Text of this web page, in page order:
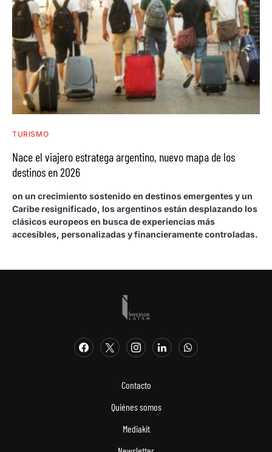
TURISMO
Nace el viajero estratega argentino, nuevo mapa de los
destinos en 2026
on un crecimiento sostenido en destinos emergentes y un
Caribe resignificado, los argentinos están desplazando los
clásicos europeos en busca de experiencias más
accesibles, personalizadas y financieramente controladas.
Contacto
Quiénes somos
Mediakit